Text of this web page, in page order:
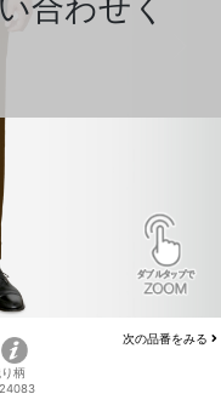
柄
次の品番をみる